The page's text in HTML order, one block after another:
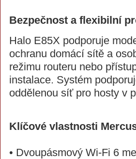
Bezpečnost a flexibilní
Halo E85X podporuje
ochranu domácí sítě a
režimu routeru nebo
instalace. Systém
oddělenou síť pro hosty v
Klíčové vlastnosti
• Dvoupásmový Wi-Fi 6